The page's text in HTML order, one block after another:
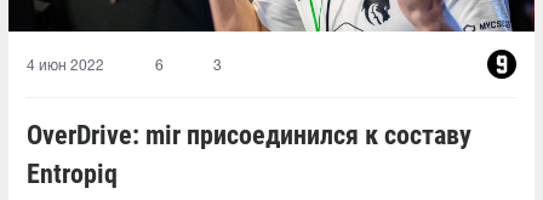
4 июн 2022 6 3
OverDrive: mir присоединился к составу
Entropiq